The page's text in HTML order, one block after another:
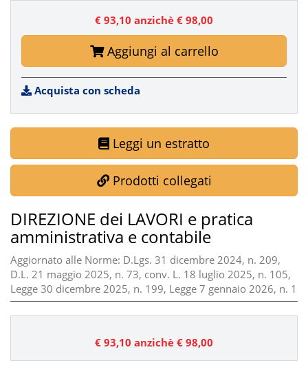
€ 93,10 anzichè € 98,00
Aggiungi al carrello
Acquista con scheda
Leggi un estratto
Prodotti collegati
DIREZIONE dei LAVORI e pratica
amministrativa e contabile
Aggiornato alle Norme: D.Lgs. 31 dicembre 2024, n. 209,
D.L. 21 maggio 2025, n. 73, conv. L. 18 luglio 2025, n. 105,
Legge 30 dicembre 2025, n. 199, Legge 7 gennaio 2026, n. 1
€ 93,10 anzichè € 98,00